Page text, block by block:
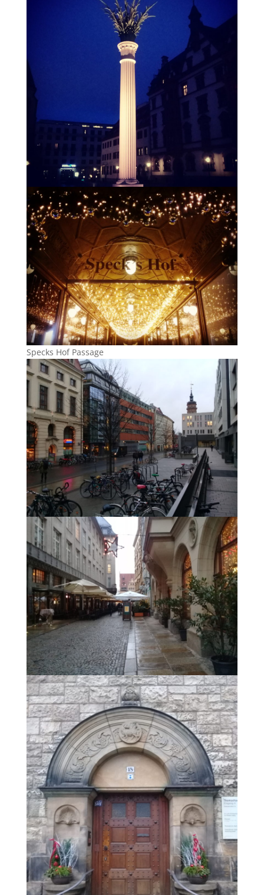
Specks Hof Passage